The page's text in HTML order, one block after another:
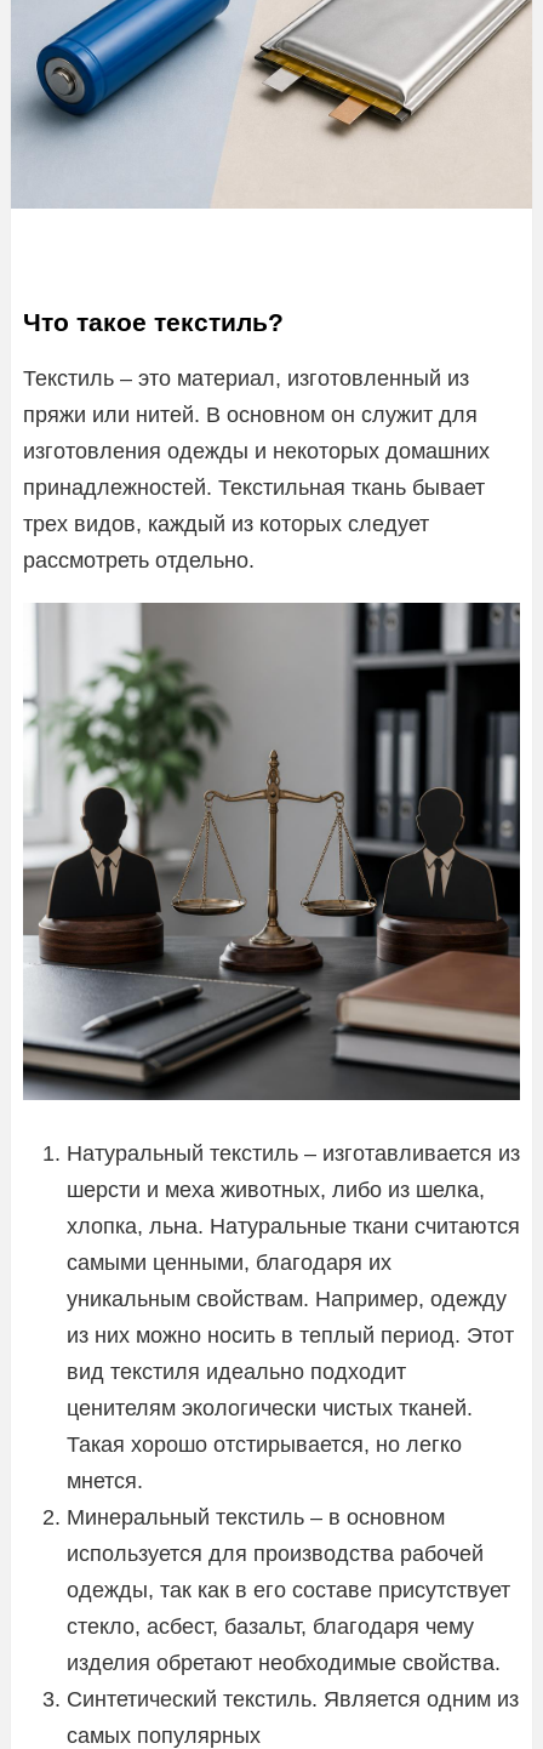
Что такое текстиль?
Текстиль – это материал, изготовленный из
пряжи или нитей. В основном он служит для
изготовления одежды и некоторых домашних
принадлежностей. Текстильная ткань бывает
трех видов, каждый из которых следует
рассмотреть отдельно.
Натуральный текстиль – изготавливается из
шерсти и меха животных, либо из шелка,
хлопка, льна. Натуральные ткани считаются
самыми ценными, благодаря их
уникальным свойствам. Например, одежду
из них можно носить в теплый период. Этот
вид текстиля идеально подходит
ценителям экологически чистых тканей.
Такая хорошо отстирывается, но легко
мнется.
Минеральный текстиль – в основном
используется для производства рабочей
одежды, так как в его составе присутствует
стекло, асбест, базальт, благодаря чему
изделия обретают необходимые свойства.
Синтетический текстиль. Является одним из
самых популярных